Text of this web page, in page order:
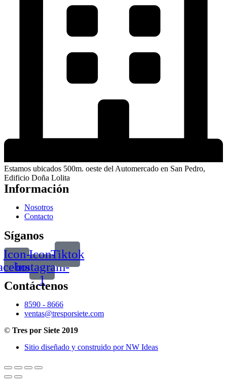
Estamos ubicados 500m. oeste del Automercado en San Pedro,
Edificio Doña Lolita
Información
Nosotros
Contacto
Síganos
Icon-Icon-
instagram-
1
Tiktok
Contáctenos
8590 - 8666
ventas@tresporsiete.com
© Tres por Siete 2019
Sitio diseñado y construido por NW Ideas